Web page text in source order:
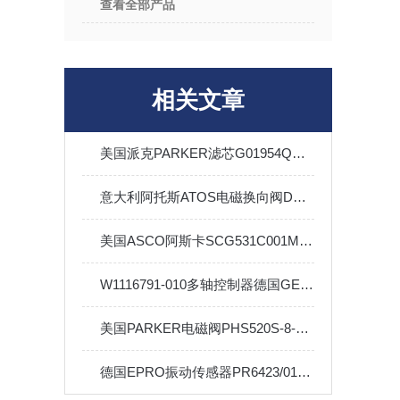
查看全部产品
相关文章
美国派克PARKER滤芯G01954Q工作原理
意大利阿托斯ATOS电磁换向阀DKE-171324DC选购指南
美国ASCO阿斯卡SCG531C001MS夹管电磁阀行业标准及应用
W1116791-010多轴控制器德国GESSMANN选购指南
美国PARKER电磁阀PHS520S-8-1.5技术参数
德国EPRO振动传感器PR6423/01R-131工作原理